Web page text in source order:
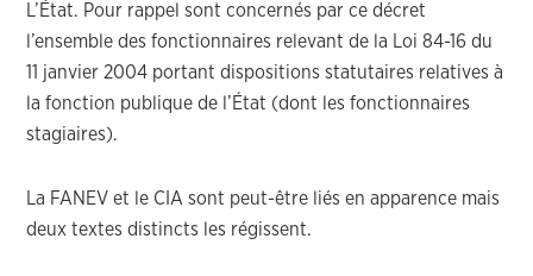
L’État. Pour rappel sont concernés par ce décret
l’ensemble des fonctionnaires relevant de la Loi 84-16 du
11 janvier 2004 portant dispositions statutaires relatives à
la fonction publique de l’État (dont les fonctionnaires
stagiaires).
La FANEV et le CIA sont peut-être liés en apparence mais
deux textes distincts les régissent.